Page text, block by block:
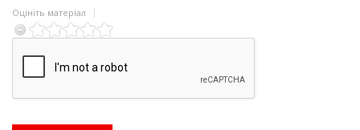
Оцініть матеріал